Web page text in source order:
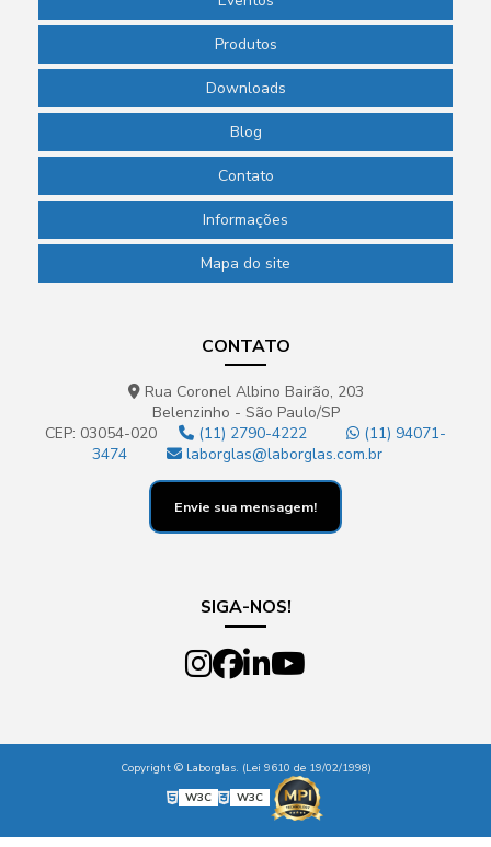
Produtos
Downloads
Blog
Contato
Informações
Mapa do site
CONTATO
Rua Coronel Albino Bairão, 203
Belenzinho - São Paulo/SP
CEP: 03054-020
(11) 2790-4222
(11) 94071-
3474
laborglas@laborglas.com.br
Envie sua mensagem!
SIGA-NOS!
Copyright © Laborglas. (Lei 9610 de 19/02/1998)
W3C
W3C